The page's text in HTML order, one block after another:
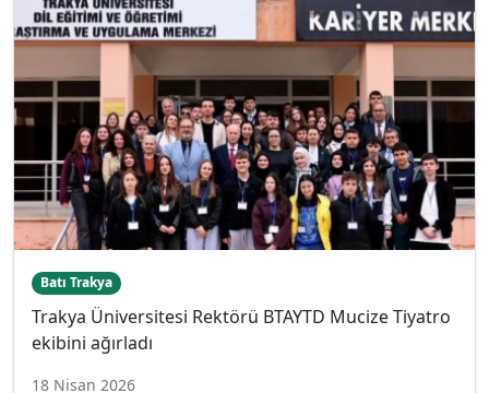
Batı Trakya
Trakya Üniversitesi Rektörü BTAYTD Mucize Tiyatro
ekibini ağırladı
18 Nisan 2026